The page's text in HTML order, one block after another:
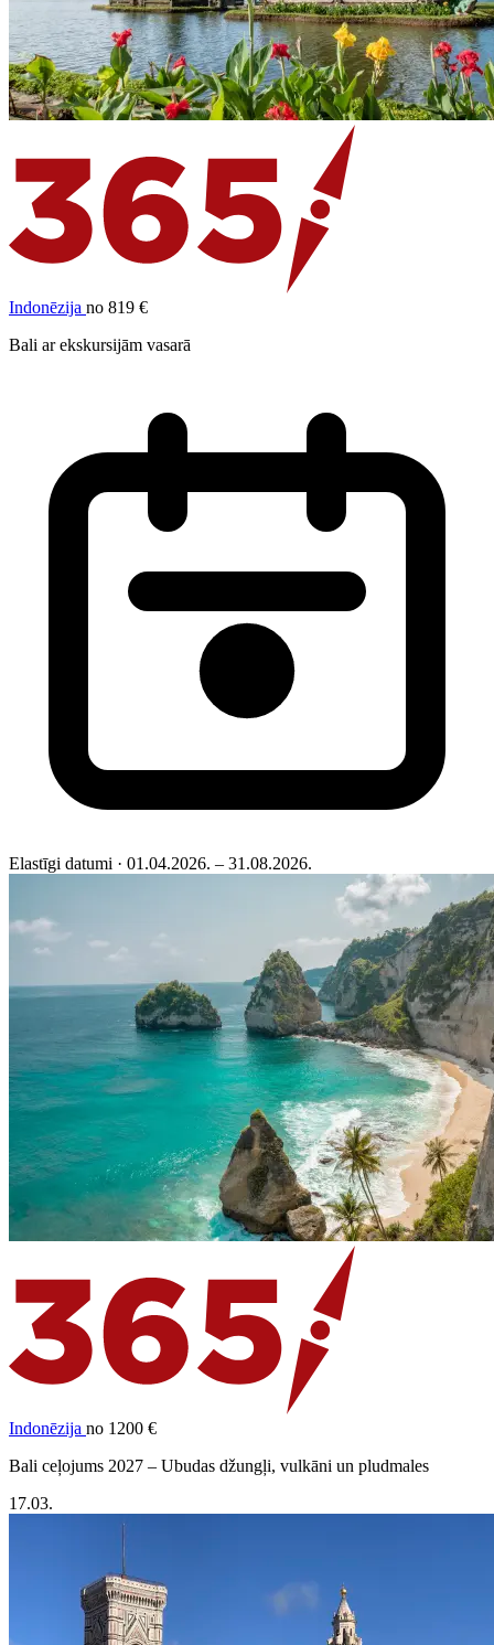
Indonēzija no 819 €
Bali ar ekskursijām vasarā
Elastīgi datumi · 01.04.2026. – 31.08.2026.
Indonēzija no 1200 €
Bali ceļojums 2027 – Ubudas džungļi, vulkāni un pludmales
17.03.